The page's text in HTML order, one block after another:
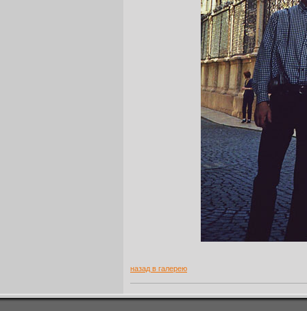
назад в галерею